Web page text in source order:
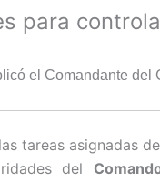
para
el Comandante del
tareas asignadas
del